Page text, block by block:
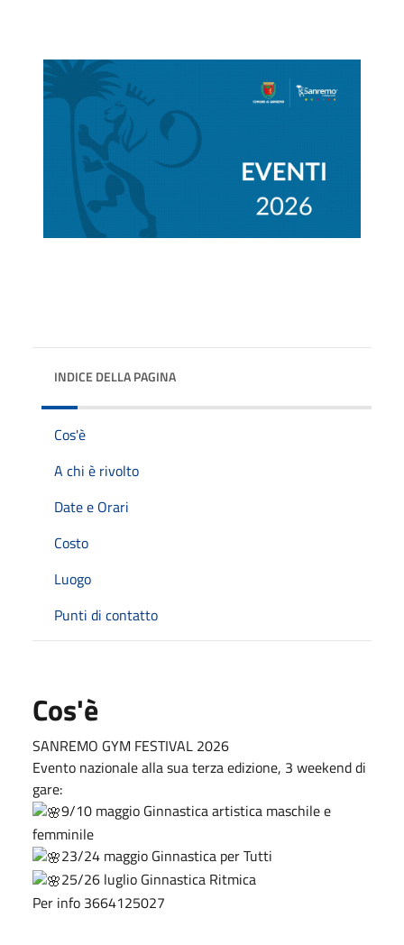
INDICE DELLA PAGINA
Cos'è
A chi è rivolto
Date e Orari
Costo
Luogo
Punti di contatto
Cos'è
SANREMO GYM FESTIVAL 2026
Evento nazionale alla sua terza edizione, 3 weekend di
gare:
9/10 maggio Ginnastica artistica maschile e
femminile
23/24 maggio Ginnastica per Tutti
25/26 luglio Ginnastica Ritmica
Per info 3664125027